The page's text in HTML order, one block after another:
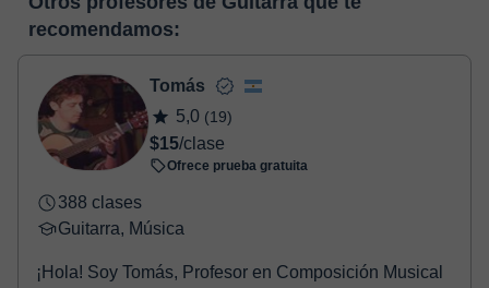
enlace puedes ver una demo del aula y conocerla:
virtual
horas, podrás realizar el pago mediante nuestro TPV virtual.
Tienes dos opciones para efectuar el pago:
- Tarjeta de crédito.
- Paypal.
Una vez realices el pago de la clase, recibirás un e-mail de
confirmación de la reserva.
recomendamos:
Tomás
5,0 (19)
$15/clase
Ofrece prueba gratuita
388 clases
Guitarra, Música
¡Hola! Soy Tomás, Profesor en Composición Musical